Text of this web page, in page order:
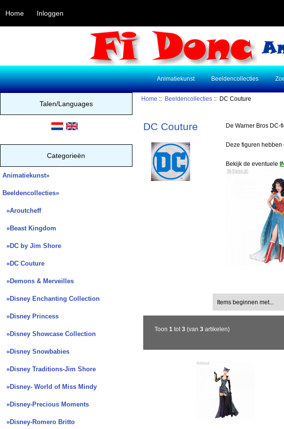
Home Inloggen
Animatiekunst Beeldencollecties
Talen/Languages
Categorieën
Animatiekunst»
Beeldencollecties»
»Aroutcheff
»Beast Kingdom
»DC by Jim Shore
»DC Couture
»Demons & Merveilles
»Disney Enchanting Collection
»Disney Princess
»Disney Showcase Collection
»Disney Snowbabies
»Disney Traditions-Jim Shore
»Disney- World of Miss Mindy
»Disney-Precious Moments
»Disney-Romero Britto
Home :: Beeldencollecties :: DC Couture
DC Couture De Warner Bros DC-
Deze figuren hebben
Bekijk de eventuele
Toon1 tot3 (van3 artikelen)